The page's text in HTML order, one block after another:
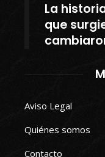
La
que
Aviso Legal
Quiénes somos
Contacto